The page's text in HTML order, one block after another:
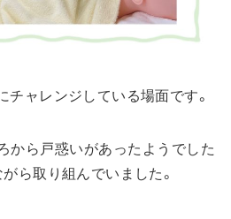
ャレンジしている場面です。
から戸惑いがあったようでした
ら取り組んでいました。